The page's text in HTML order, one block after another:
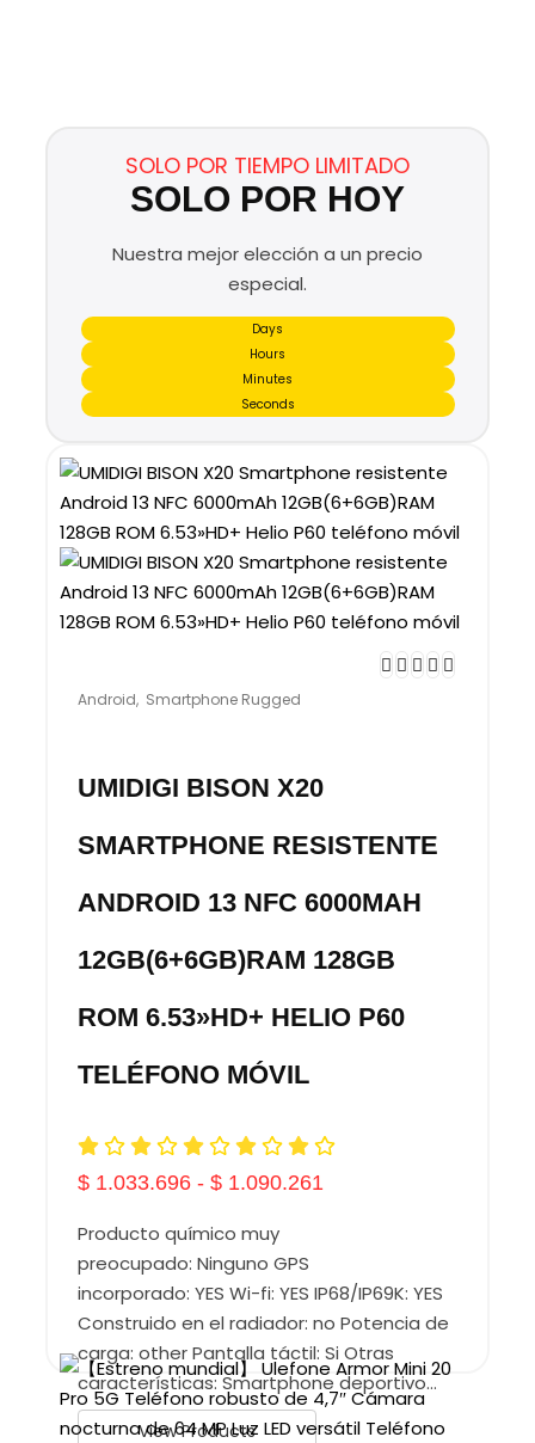
SOLO POR TIEMPO LIMITADO
SOLO POR HOY
Nuestra mejor elección a un precio
especial.
Days
Hours
Minutes
Seconds
Android, Smartphone Rugged
UMIDIGI BISON X20
SMARTPHONE RESISTENTE
ANDROID 13 NFC 6000MAH
12GB(6+6GB)RAM 128GB
ROM 6.53»HD+ HELIO P60
TELÉFONO MÓVIL
$ 1.033.696 - $ 1.090.261
Producto químico muy
preocupado: Ninguno GPS
incorporado: YES Wi-fi: YES IP68/IP69K: YES
Construido en el radiador: no Potencia de
carga: other Pantalla táctil: Si Otras
características: Smartphone deportivo…
View Products